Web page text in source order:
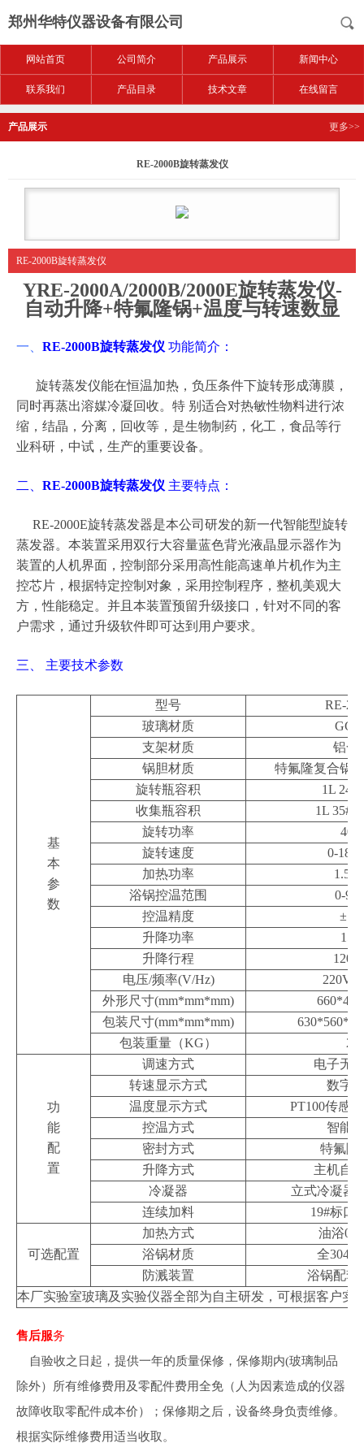
郑州华特仪器设备有限公司
网站首页 公司简介 产品展示 新闻中心
联系我们 产品目录 技术文章 在线留言
产品展示 更多>>
RE-2000B旋转蒸发仪
RE-2000B旋转蒸发仪
YRE-2000A/2000B/2000E旋转蒸发仪-
自动升降+特氟隆锅+温度与转速数显
一、 RE-2000B旋转蒸发仪 功能简介：
旋转蒸发仪能在恒温加热，负压条件下旋转形成薄膜，
同时再蒸出溶媒冷凝回收。特 别适合对热敏性物料进行浓
缩，结晶，分离，回收等，是生物制药，化工，食品等行
业科研，中试，生产的重要设备。
二、 RE-2000B旋转蒸发仪 主要特点：
RE-2000E旋转蒸发器是本公司研发的新一代智能型旋转
蒸发器。本装置采用双行大容量蓝色背光液晶显示器作为
装置的人机界面，控制部分采用高性能高速单片机作为主
控芯片，根据特定控制对象，采用控制程序，整机美观大
方，性能稳定。并且本装置预留升级接口，针对不同的客
户需求，通过升级软件即可达到用户要求。
三、 主要技术参数
基
本
参
数
型号
RE-
玻璃材质
GG-
支架材质
铝合
锅胆材质
特氟隆复合锅
旋转瓶容积
1L 24#
收集瓶容积
1L 35#
旋转功率
旋转速度
0-
加热功率
浴锅控温范围
0-99
控温精度
±1
升降功率
升降行程
电压/频率(V/Hz)
220V/
外形尺寸(mm*mm*mm)
包装尺寸(mm*mm*mm)
包装重量（KG） 26
功
能
配
置
调速方式
电子无
转速显示方式
数字
温度显示方式
PT100传感
控温方式
智能
密封方式
特氟隆
升降方式
主机自
冷凝器
立式冷凝器
连续加料
19#标口
可选配置
加热方式 油浴0-
浴锅材质
全304
防溅装置
浴锅配套
本厂实验室玻璃及实验仪器全部为自主研发，可根据客户实
售后服务
自验收之日起，提供一年的质量保修，保修期内(玻璃制品
除外）所有维修费用及零配件费用全免（人为因素造成的仪器
故障收取零配件成本价）；保修期之后，设备终身负责维修。
根据实际维修费用适当收取。